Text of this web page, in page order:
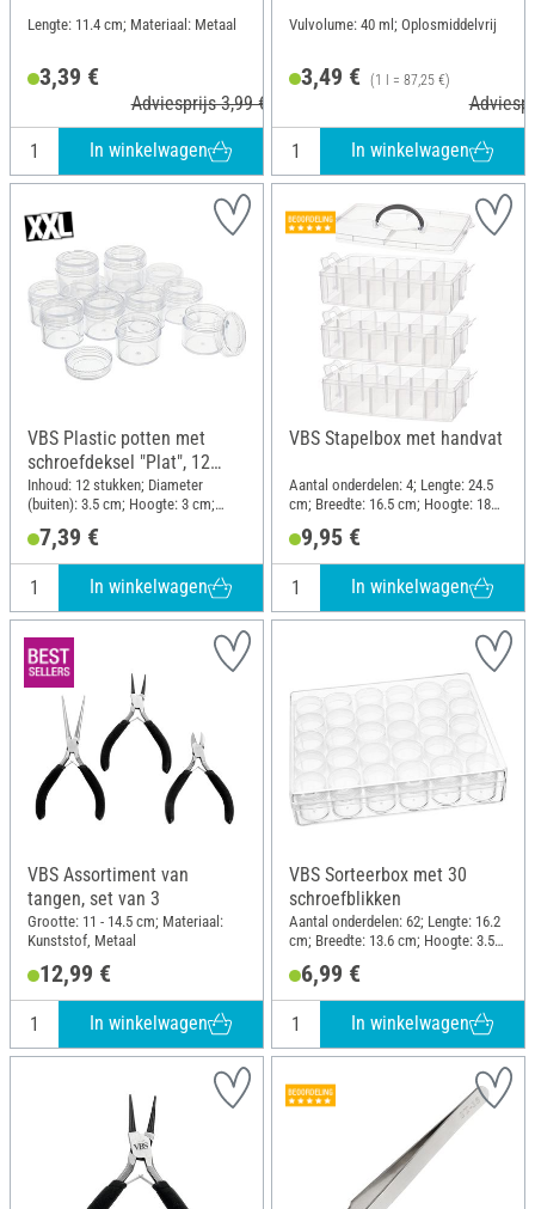
Lengte: 11.4 cm; Materiaal: Metaal
3,39 €
Adviesprijs 3,99 €
In winkelwagen
Vulvolume: 40 ml; Oplosmiddelvrij
3,49 € (1 l = 87,25 €)
In winkelwagen
VBS Plastic potten met
schroefdeksel "Plat", 12
stuks
Inhoud: 12 stukken; Diameter
(buiten): 3.5 cm; Hoogte: 3 cm;
7,39 €
In winkelwagen
VBS Stapelbox met handvat
Aantal onderdelen: 4; Lengte: 24.5
cm; Breedte: 16.5 cm; Hoogte: 18
9,95 €
In winkelwagen
VBS Assortiment van
tangen, set van 3
Grootte: 11 - 14.5 cm; Materiaal:
Kunststof, Metaal
12,99 €
In winkelwagen
VBS Sorteerbox met 30
schroefblikken
Aantal onderdelen: 62; Lengte: 16.2
cm; Breedte: 13.6 cm; Hoogte: 3.5
6,99 €
In winkelwagen